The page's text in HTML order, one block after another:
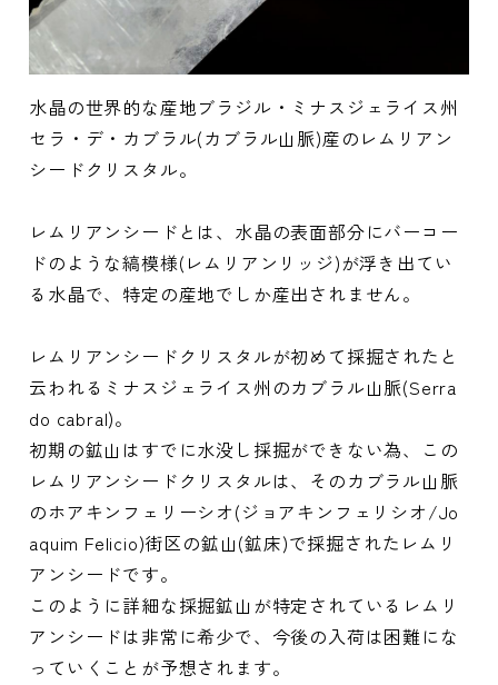
水晶の世界的な産地ブラジル・ミナスジェライス州
セラ・デ・カブラル(カブラル山脈)産のレムリアン
シードクリスタル。
レムリアンシードとは、水晶の表面部分にバーコー
ドのような縞模様(レムリアンリッジ)が浮き出てい
る水晶で、特定の産地でしか産出されません。
レムリアンシードクリスタルが初めて採掘されたと
云われるミナスジェライス州のカブラル山脈(Serra
do cabral)。
初期の鉱山はすでに水没し採掘ができない為、この
レムリアンシードクリスタルは、そのカブラル山脈
のホアキンフェリーシオ(ジョアキンフェリシオ/Jo
aquim Felicio)街区の鉱山(鉱床)で採掘されたレムリ
アンシードです。
このように詳細な採掘鉱山が特定されているレムリ
アンシードは非常に希少で、今後の入荷は困難にな
っていくことが予想されます。